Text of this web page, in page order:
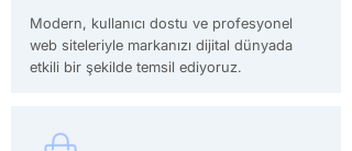
Modern, kullanıcı dostu ve profesyonel
web siteleriyle markanızı dijital dünyada
etkili bir şekilde temsil ediyoruz.